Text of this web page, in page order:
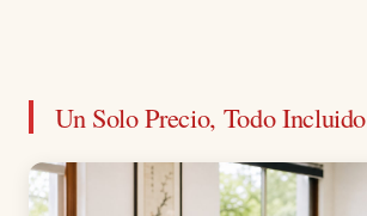
Un Solo Precio, Todo Incluido